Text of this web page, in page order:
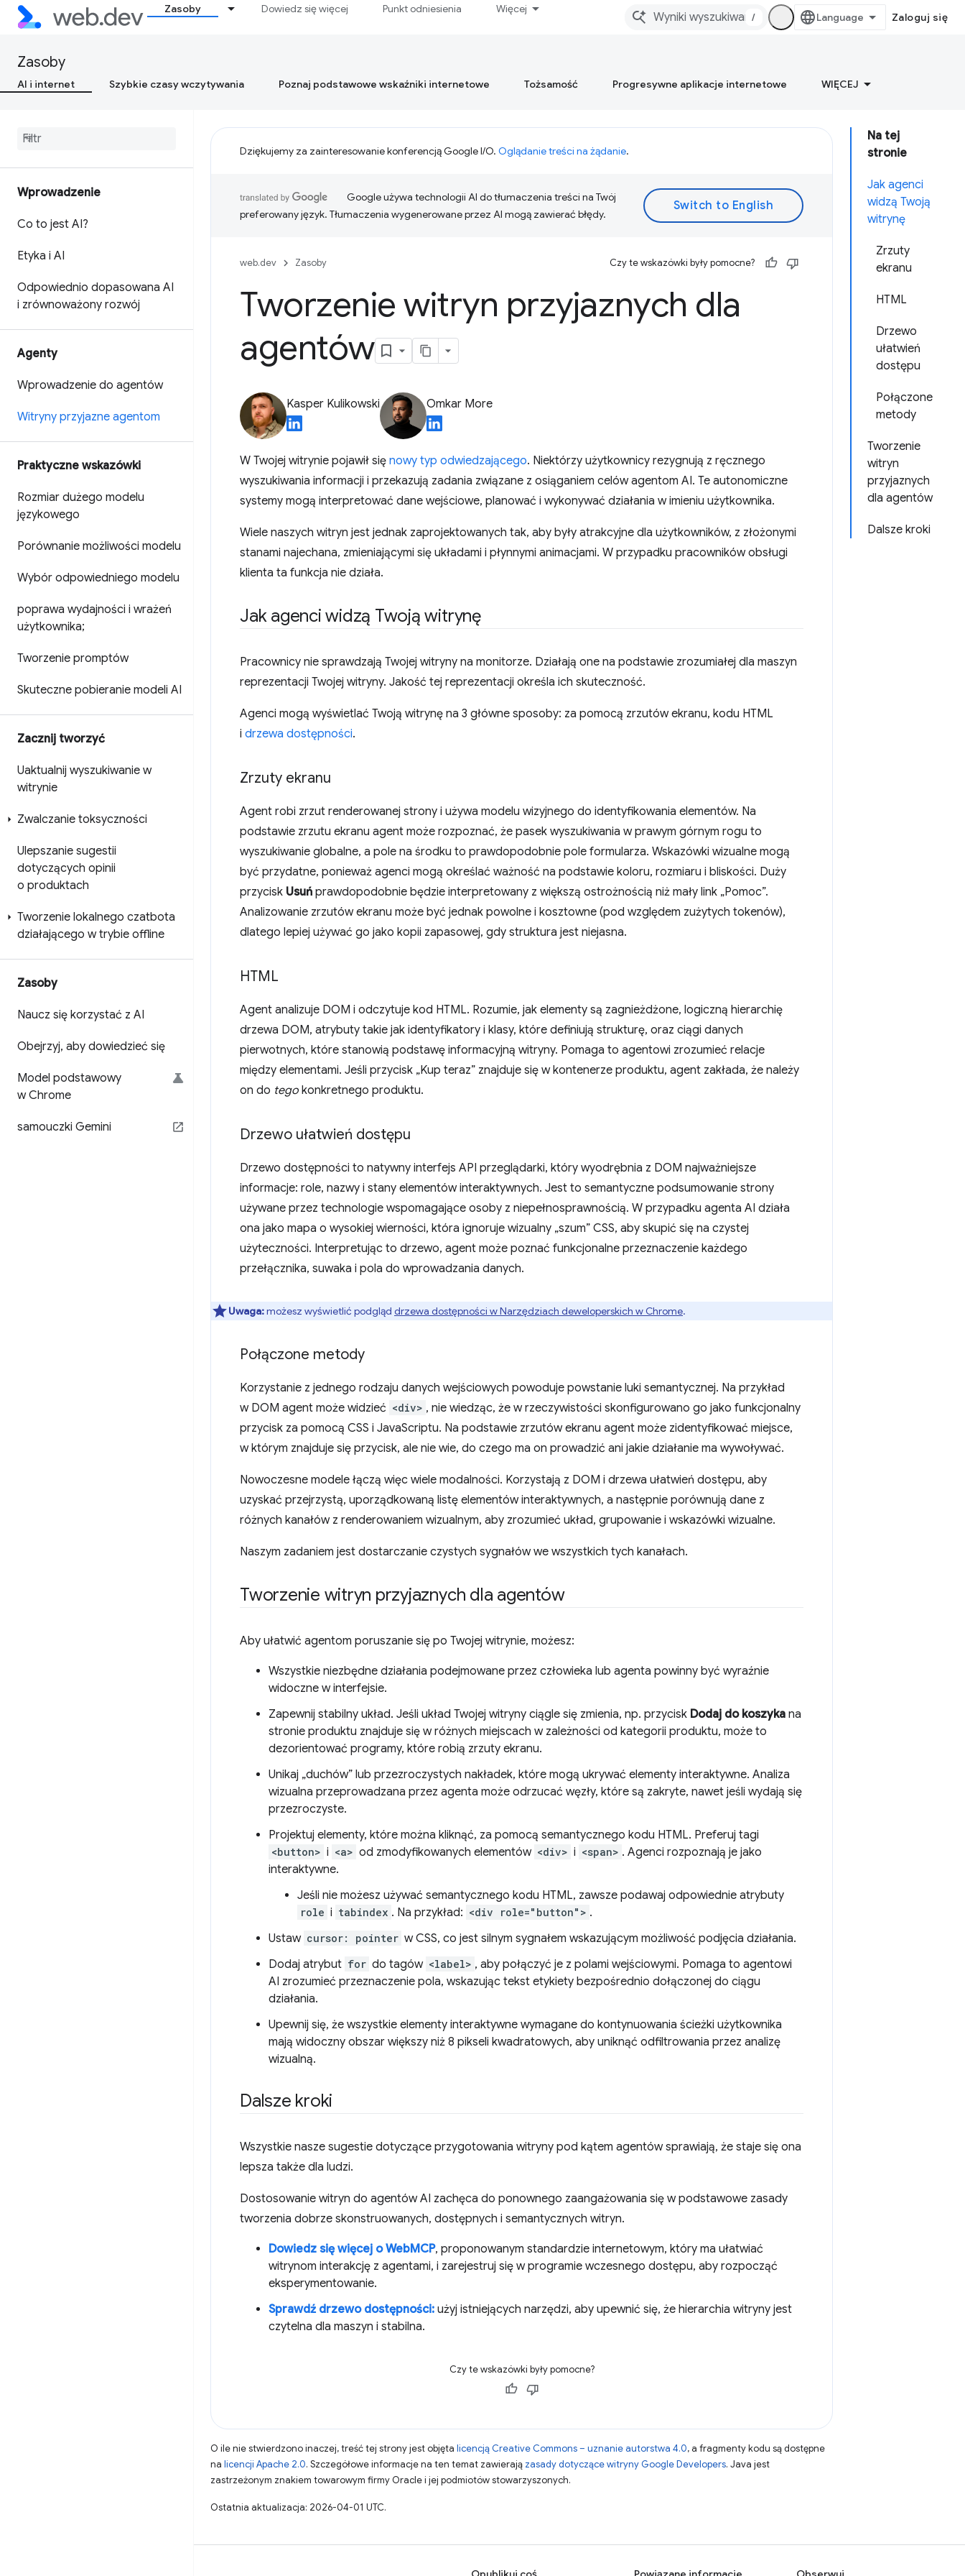
Zasoby Dowiedz się więcej Punkt odniesienia Więcej
/ Zaloguj się
Zasoby
AI i internet Szybkie czasy wczytywania Poznaj podstawowe wskaźniki internetowe Tożsamość Progresywne aplikacje internetowe WIĘCEJ
Wprowadzenie
Co to jest AI?
Etyka i AI
Odpowiednio dopasowana AI
i zrównoważony rozwój
Agenty
Wprowadzenie do agentów
Witryny przyjazne agentom
Praktyczne wskazówki
Rozmiar dużego modelu
językowego
Porównanie możliwości modelu
Wybór odpowiedniego modelu
poprawa wydajności i wrażeń
użytkownika;
Tworzenie promptów
Skuteczne pobieranie modeli AI
Zacznij tworzyć
Uaktualnij wyszukiwanie w
witrynie
Zwalczanie toksyczności
Ulepszanie sugestii
dotyczących opinii
o produktach
Tworzenie lokalnego czatbota
działającego w trybie offline
Zasoby
Naucz się korzystać z AI
Obejrzyj, aby dowiedzieć się
Model podstawowy
w Chrome
samouczki Gemini
Na tej
stronie
Jak agenci
widzą Twoją
witrynę
Zrzuty
ekranu
HTML
Drzewo
ułatwień
dostępu
Połączone
metody
Tworzenie
witryn
przyjaznych
dla agentów
Dalsze kroki
Dziękujemy za zainteresowanie konferencją Google I/O. Oglądanie treści na żądanie.
Google używa technologii AI do tłumaczenia treści na Twój
preferowany język. Tłumaczenia wygenerowane przez AI mogą zawierać błędy.
web.dev Zasoby Czy te wskazówki były pomocne?
Tworzenie witryn przyjaznych dla
agentów
Kasper Kulikowski Omkar More
W Twojej witrynie pojawił się nowy typ odwiedzającego. Niektórzy użytkownicy rezygnują z ręcznego
wyszukiwania informacji i przekazują zadania związane z osiąganiem celów agentom AI. Te autonomiczne
systemy mogą interpretować dane wejściowe, planować i wykonywać działania w imieniu użytkownika.
Wiele naszych witryn jest jednak zaprojektowanych tak, aby były atrakcyjne dla użytkowników, z złożonymi
stanami najechana, zmieniającymi się układami i płynnymi animacjami. W przypadku pracowników obsługi
klienta ta funkcja nie działa.
Jak agenci widzą Twoją witrynę
Pracownicy nie sprawdzają Twojej witryny na monitorze. Działają one na podstawie zrozumiałej dla maszyn
reprezentacji Twojej witryny. Jakość tej reprezentacji określa ich skuteczność.
Agenci mogą wyświetlać Twoją witrynę na 3 główne sposoby: za pomocą zrzutów ekranu, kodu HTML
i drzewa dostępności.
Zrzuty ekranu
Agent robi zrzut renderowanej strony i używa modelu wizyjnego do identyfikowania elementów. Na
podstawie zrzutu ekranu agent może rozpoznać, że pasek wyszukiwania w prawym górnym rogu to
wyszukiwanie globalne, a pole na środku to prawdopodobnie pole formularza. Wskazówki wizualne mogą
być przydatne, ponieważ agenci mogą określać ważność na podstawie koloru, rozmiaru i bliskości. Duży
przycisk Usuń prawdopodobnie będzie interpretowany z większą ostrożnością niż mały link „Pomoc”.
Analizowanie zrzutów ekranu może być jednak powolne i kosztowne (pod względem zużytych tokenów),
dlatego lepiej używać go jako kopii zapasowej, gdy struktura jest niejasna.
HTML
Agent analizuje DOM i odczytuje kod HTML. Rozumie, jak elementy są zagnieżdżone, logiczną hierarchię
drzewa DOM, atrybuty takie jak identyfikatory i klasy, które definiują strukturę, oraz ciągi danych
pierwotnych, które stanowią podstawę informacyjną witryny. Pomaga to agentowi zrozumieć relacje
między elementami. Jeśli przycisk „Kup teraz” znajduje się w kontenerze produktu, agent zakłada, że należy
on do tego konkretnego produktu.
Drzewo ułatwień dostępu
Drzewo dostępności to natywny interfejs API przeglądarki, który wyodrębnia z DOM najważniejsze
informacje: role, nazwy i stany elementów interaktywnych. Jest to semantyczne podsumowanie strony
używane przez technologie wspomagające osoby z niepełnosprawnością. W przypadku agenta AI działa
ona jako mapa o wysokiej wierności, która ignoruje wizualny „szum” CSS, aby skupić się na czystej
użyteczności. Interpretując to drzewo, agent może poznać funkcjonalne przeznaczenie każdego
przełącznika, suwaka i pola do wprowadzania danych.
Uwaga:możesz wyświetlić podgląd drzewa dostępności w Narzędziach deweloperskich w Chrome.
Połączone metody
Korzystanie z jednego rodzaju danych wejściowych powoduje powstanie luki semantycznej. Na przykład
w DOM agent może widzieć <div> , nie wiedząc, że w rzeczywistości skonfigurowano go jako funkcjonalny
przycisk za pomocą CSS i JavaScriptu. Na podstawie zrzutów ekranu agent może zidentyfikować miejsce,
w którym znajduje się przycisk, ale nie wie, do czego ma on prowadzić ani jakie działanie ma wywoływać.
Nowoczesne modele łączą więc wiele modalności. Korzystają z DOM i drzewa ułatwień dostępu, aby
uzyskać przejrzystą, uporządkowaną listę elementów interaktywnych, a następnie porównują dane z
różnych kanałów z renderowaniem wizualnym, aby zrozumieć układ, grupowanie i wskazówki wizualne.
Naszym zadaniem jest dostarczanie czystych sygnałów we wszystkich tych kanałach.
Tworzenie witryn przyjaznych dla agentów
Aby ułatwić agentom poruszanie się po Twojej witrynie, możesz:
Wszystkie niezbędne działania podejmowane przez człowieka lub agenta powinny być wyraźnie
widoczne w interfejsie.
Zapewnij stabilny układ. Jeśli układ Twojej witryny ciągle się zmienia, np. przycisk Dodaj do koszyka na
stronie produktu znajduje się w różnych miejscach w zależności od kategorii produktu, może to
dezorientować programy, które robią zrzuty ekranu.
Unikaj „duchów” lub przezroczystych nakładek, które mogą ukrywać elementy interaktywne. Analiza
wizualna przeprowadzana przez agenta może odrzucać węzły, które są zakryte, nawet jeśli wydają się
przezroczyste.
Projektuj elementy, które można kliknąć, za pomocą semantycznego kodu HTML. Preferuj tagi
<button> i <a> od zmodyfikowanych elementów <div> i <span> . Agenci rozpoznają je jako
interaktywne.
Jeśli nie możesz używać semantycznego kodu HTML, zawsze podawaj odpowiednie atrybuty
role i tabindex . Na przykład: <div role="button"> .
Ustaw cursor: pointer w CSS, co jest silnym sygnałem wskazującym możliwość podjęcia działania.
Dodaj atrybut for do tagów <label> , aby połączyć je z polami wejściowymi. Pomaga to agentowi
AI zrozumieć przeznaczenie pola, wskazując tekst etykiety bezpośrednio dołączonej do ciągu
działania.
Upewnij się, że wszystkie elementy interaktywne wymagane do kontynuowania ścieżki użytkownika
mają widoczny obszar większy niż 8 pikseli kwadratowych, aby uniknąć odfiltrowania przez analizę
wizualną.
Dalsze kroki
Wszystkie nasze sugestie dotyczące przygotowania witryny pod kątem agentów sprawiają, że staje się ona
lepsza także dla ludzi.
Dostosowanie witryn do agentów AI zachęca do ponownego zaangażowania się w podstawowe zasady
tworzenia dobrze skonstruowanych, dostępnych i semantycznych witryn.
Dowiedz się więcej o WebMCP, proponowanym standardzie internetowym, który ma ułatwiać
witrynom interakcję z agentami, i zarejestruj się w programie wczesnego dostępu, aby rozpocząć
eksperymentowanie.
Sprawdź drzewo dostępności: użyj istniejących narzędzi, aby upewnić się, że hierarchia witryny jest
czytelna dla maszyn i stabilna.
Czy te wskazówki były pomocne?
O ile nie stwierdzono inaczej, treść tej strony jest objęta licencją Creative Commons – uznanie autorstwa 4.0, a fragmenty kodu są dostępne
na licencji Apache 2.0. Szczegółowe informacje na ten temat zawierają zasady dotyczące witryny Google Developers. Java jest
zastrzeżonym znakiem towarowym firmy Oracle i jej podmiotów stowarzyszonych.
Ostatnia aktualizacja: 2026-04-01 UTC.